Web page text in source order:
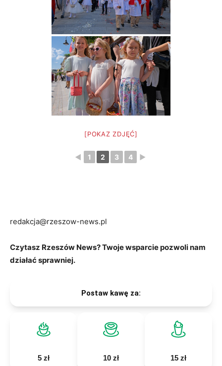
[POKAZ ZDJĘĆ]
◄ 1 2 3 4 ►
redakcja@rzeszow-news.pl
Czytasz Rzeszów News? Twoje wsparcie pozwoli nam
działać sprawniej.
Postaw kawę za:
5 zł 10 zł 15 zł